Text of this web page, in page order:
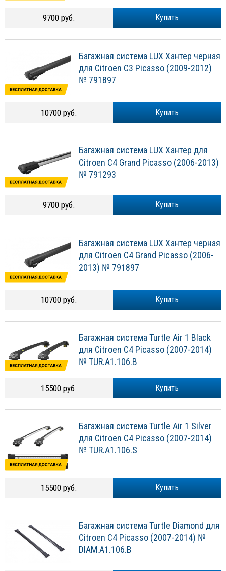
Купить
9700 руб.
Багажная система LUX Хантер черная
для Citroen C3 Picasso (2009-2012)
№ 791897
Купить
10700 руб.
Багажная система LUX Хантер для
Citroen C4 Grand Picasso (2006-2013)
№ 791293
Купить
9700 руб.
Багажная система LUX Хантер черная
для Citroen C4 Grand Picasso (2006-
2013) № 791897
Купить
10700 руб.
Багажная система Turtle Air 1 Black
для Citroen C4 Picasso (2007-2014)
№ TUR.A1.106.B
Купить
15500 руб.
Багажная система Turtle Air 1 Silver
для Citroen C4 Picasso (2007-2014)
№ TUR.A1.106.S
Купить
15500 руб.
Багажная система Turtle Diamond для
Citroen C4 Picasso (2007-2014) №
DIAM.A1.106.B